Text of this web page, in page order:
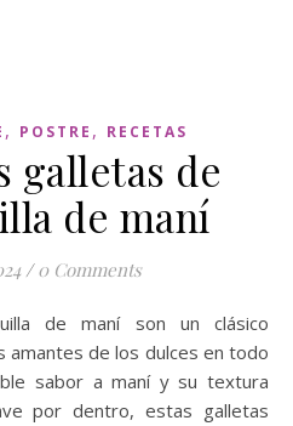
, POSTRE , RECETAS
galletas de
de maní
/ 0 Comments
amantes de los dulces en todo
sabor a maní y su textura
por dentro, estas galletas